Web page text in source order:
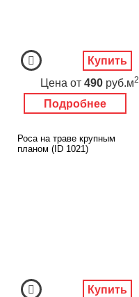
Подробнее
Цена от 490 руб.м2
Купить
Роса на траве крупным
планом (ID 1021)
Купить